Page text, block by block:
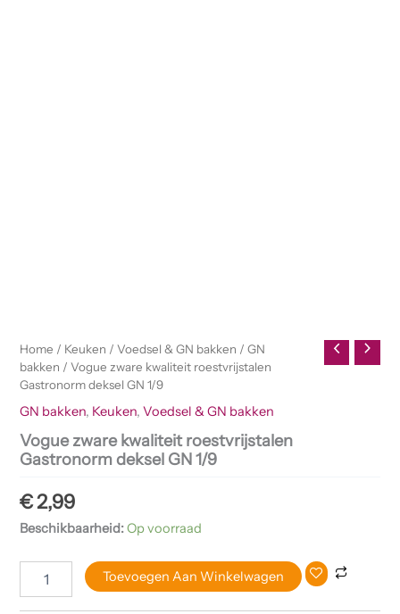
Home / Keuken /Voedsel & GN bakken /GN
bakken / Vogue zware kwaliteit roestvrijstalen
Gastronorm deksel GN 1/9
GN bakken, Keuken,Voedsel & GN bakken
Vogue zware kwaliteit roestvrijstalen
Gastronorm deksel GN 1/9
€2,99
Beschikbaarheid:Op voorraad
Toevoegen Aan Winkelwagen